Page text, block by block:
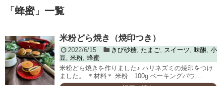
「 蜂蜜」 一覧
米粉どら焼き（焼印つき）
2022/6/15 きび砂糖, たまご, スイーツ, 味醂, 小
豆, 米粉, 蜂蜜
米粉どら焼きを作りました♪ ハリネズミの焼印をつけ
ました。 ＊材料＊ 米粉 100g ベーキングパウ...